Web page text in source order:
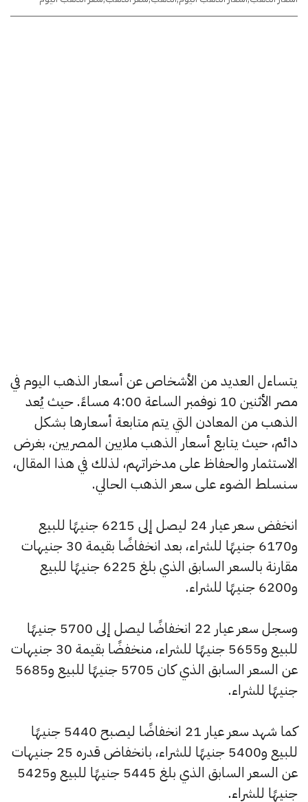
يتساءل العديد من الأشخاص عن أسعار الذهب اليوم في
مصر الأثنين 10 نوفمبر الساعة 4:00 مساءً. حيث يُعد
الذهب من المعادن التي يتم متابعة أسعارها بشكل
دائم، حيث يتابع أسعار الذهب ملايين المصريين، بغرض
الاستثمار والحفاظ على مدخراتهم، لذلك في هذا المقال،
سنسلط الضوء على سعر الذهب الحالي.
انخفض سعر عيار 24 ليصل إلى 6215 جنيهًا للبيع
و6170 جنيهًا للشراء، بعد انخفاضًا بقيمة 30 جنيهات
مقارنة بالسعر السابق الذي بلغ 6225 جنيهًا للبيع
و6200 جنيهًا للشراء.
وسجل سعر عيار 22 انخفاضًا ليصل إلى 5700 جنيهًا
للبيع و5655 جنيهًا للشراء، منخفضًا بقيمة 30 جنيهات
عن السعر السابق الذي كان 5705 جنيهًا للبيع و5685
جنيهًا للشراء.
كما شهد سعر عيار 21 انخفاضًا ليصبح 5440 جنيهًا
للبيع و5400 جنيهًا للشراء، بانخفاض قدره 25 جنيهات
عن السعر السابق الذي بلغ 5445 جنيهًا للبيع و5425
جنيهًا للشراء.